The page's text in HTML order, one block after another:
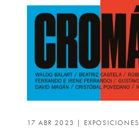
17 ABR 2023 | EXPOSICIONES